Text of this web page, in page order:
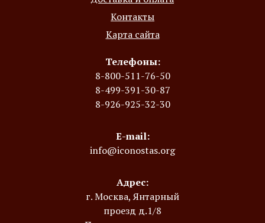
Контакты
Карта сайта
Телефоны:
8-800-511-76-50
8-499-391-30-87
8-926-925-32-30
E-mail:
info@iconostas.org
Адрес:
г. Москва, Янтарный
проезд д.1/8